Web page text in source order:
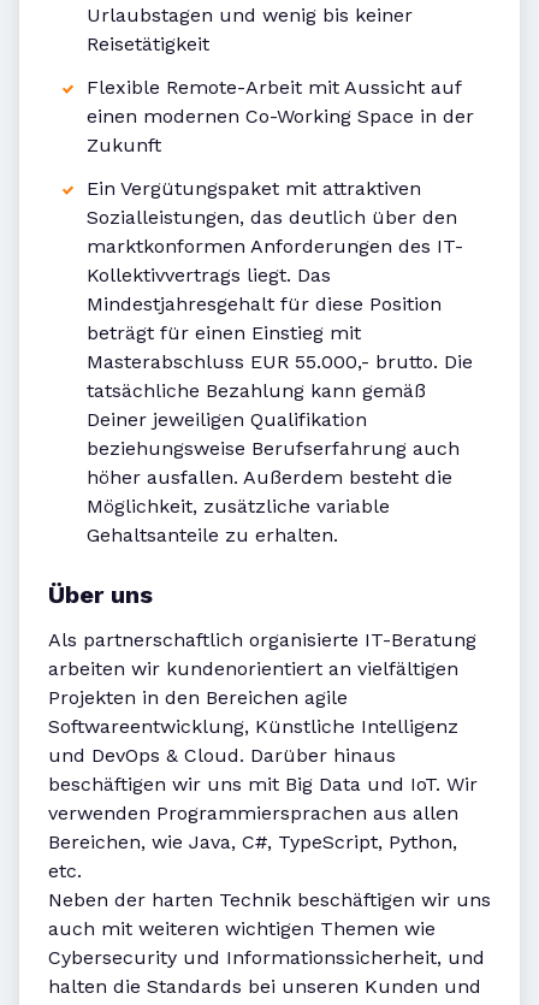
Urlaubstagen und wenig bis keiner
Reisetätigkeit
Flexible Remote-Arbeit mit Aussicht auf
einen modernen Co-Working Space in der
Zukunft
Ein Vergütungspaket mit attraktiven
Sozialleistungen, das deutlich über den
marktkonformen Anforderungen des IT-
Kollektivvertrags liegt. Das
Mindestjahresgehalt für diese Position
beträgt für einen Einstieg mit
Masterabschluss EUR 55.000,- brutto. Die
tatsächliche Bezahlung kann gemäß
Deiner jeweiligen Qualifikation
beziehungsweise Berufserfahrung auch
höher ausfallen. Außerdem besteht die
Möglichkeit, zusätzliche variable
Gehaltsanteile zu erhalten.
Über uns
Als partnerschaftlich organisierte IT-Beratung
arbeiten wir kundenorientiert an vielfältigen
Projekten in den Bereichen agile
Softwareentwicklung, Künstliche Intelligenz
und DevOps & Cloud. Darüber hinaus
beschäftigen wir uns mit Big Data und IoT. Wir
verwenden Programmiersprachen aus allen
Bereichen, wie Java, C#, TypeScript, Python,
etc.
Neben der harten Technik beschäftigen wir uns
auch mit weiteren wichtigen Themen wie
Cybersecurity und Informationssicherheit, und
halten die Standards bei unseren Kunden und